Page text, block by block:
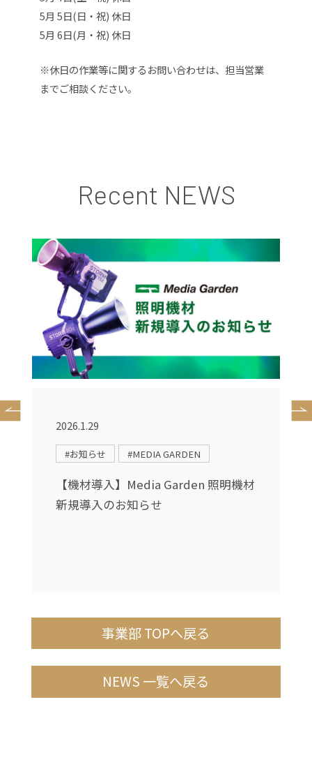
5月 5日(日・祝) 休日
5月 6日(月・祝) 休日
※休日の作業等に関するお問い合わせは、担当営業
までご相談ください。
Recent NEWS
2026.1.29
#お知らせ #MEDIA GARDEN
【機材導入】Media Garden 照明機材
新規導入のお知らせ
事業部 TOPへ戻る
NEWS 一覧へ戻る